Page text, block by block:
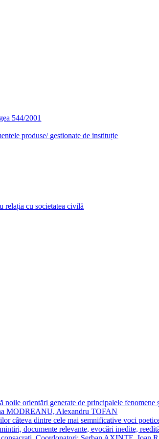
544/2001
produse/ gestionate de instituție
relația cu societatea civilă
noile orientări generate de principalele
MODREANU, Alexandru TOFAN
câteva dintre cele mai semnificative voci
documente relevante, evocări inedite,